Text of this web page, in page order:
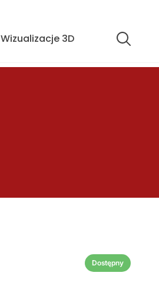
Wizualizacje 3D
Dostępny